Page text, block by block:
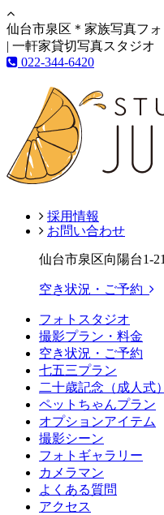
仙台市泉区＊家族写真フ
| 一軒家貸切写真スタジオ
022-344-6420
採用情報
お問い合わせ
仙台市泉区向陽台1-
空き状況・ご予約
フォトスタジオ
撮影プラン・料金
空き状況・ご予約
七五三プラン
二十歳記念（成人式
ペットちゃんプラン
オプションアイテム
撮影シーン
フォトギャラリー
カメラマン
よくある質問
アクセス